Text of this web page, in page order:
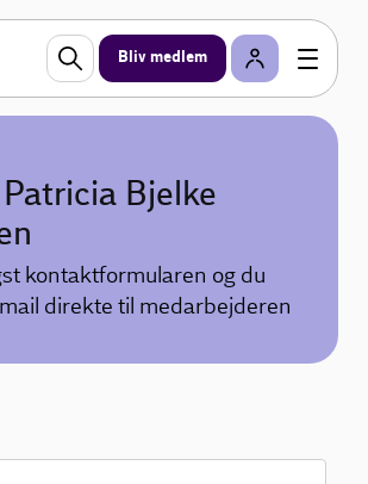
Bliv medlem
Bjelke
kontaktformularen og du
direkte til medarbejderen